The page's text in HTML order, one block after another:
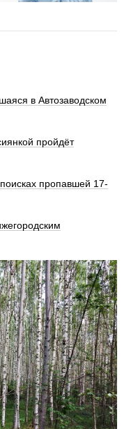
в Автозаводском
пройдёт
пропавшей 17-